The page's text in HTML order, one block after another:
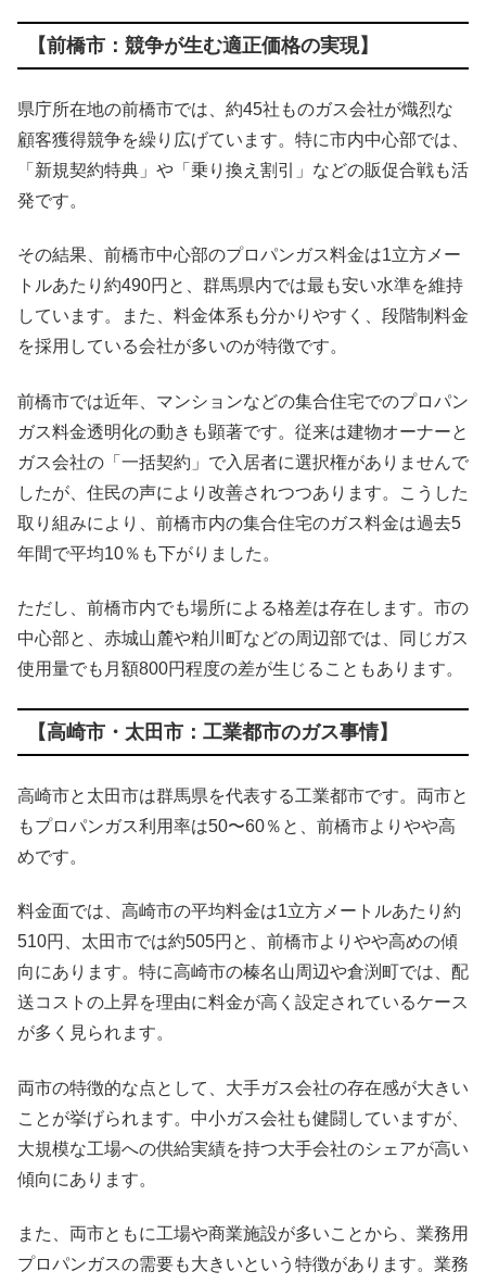
【前橋市：競争が生む適正価格の実現】
県庁所在地の前橋市では、約45社ものガス会社が熾烈な
顧客獲得競争を繰り広げています。特に市内中心部では、
「新規契約特典」や「乗り換え割引」などの販促合戦も活
発です。
その結果、前橋市中心部のプロパンガス料金は1立方メー
トルあたり約490円と、群馬県内では最も安い水準を維持
しています。また、料金体系も分かりやすく、段階制料金
を採用している会社が多いのが特徴です。
前橋市では近年、マンションなどの集合住宅でのプロパン
ガス料金透明化の動きも顕著です。従来は建物オーナーと
ガス会社の「一括契約」で入居者に選択権がありませんで
したが、住民の声により改善されつつあります。こうした
取り組みにより、前橋市内の集合住宅のガス料金は過去5
年間で平均10％も下がりました。
ただし、前橋市内でも場所による格差は存在します。市の
中心部と、赤城山麓や粕川町などの周辺部では、同じガス
使用量でも月額800円程度の差が生じることもあります。
【高崎市・太田市：工業都市のガス事情】
高崎市と太田市は群馬県を代表する工業都市です。両市と
もプロパンガス利用率は50〜60％と、前橋市よりやや高
めです。
料金面では、高崎市の平均料金は1立方メートルあたり約
510円、太田市では約505円と、前橋市よりやや高めの傾
向にあります。特に高崎市の榛名山周辺や倉渕町では、配
送コストの上昇を理由に料金が高く設定されているケース
が多く見られます。
両市の特徴的な点として、大手ガス会社の存在感が大きい
ことが挙げられます。中小ガス会社も健闘していますが、
大規模な工場への供給実績を持つ大手会社のシェアが高い
傾向にあります。
また、両市ともに工場や商業施設が多いことから、業務用
プロパンガスの需要も大きいという特徴があります。業務